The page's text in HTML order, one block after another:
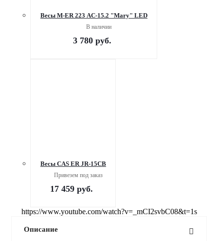
Весы M-ER 223 AC-15.2 "Mary" LED
В наличии
3 780 руб.
Весы CAS ER JR-15CB
Привезем под заказ
17 459 руб.
https://www.youtube.com/watch?v=_mCI2svbC08&t=1s
Описание